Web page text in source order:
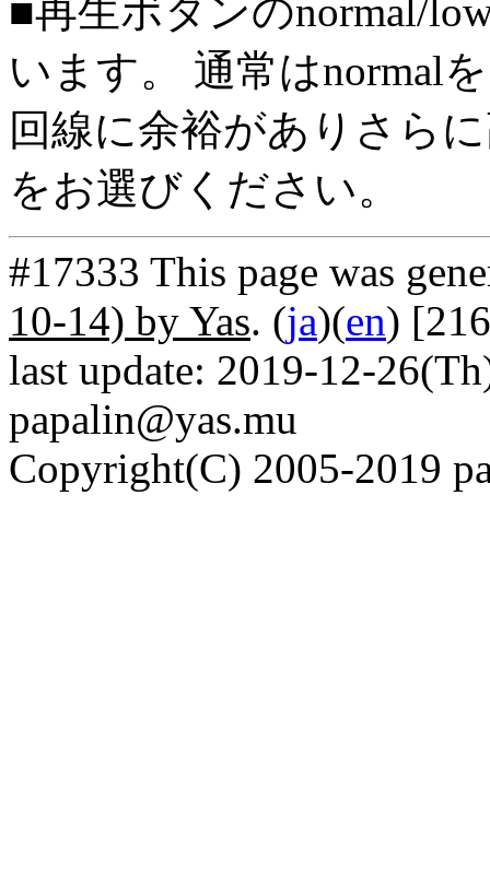
■再生ボタンのnormal/
います。 通常はnormal
回線に余裕がありさら
をお選びください。
#17333 This page was
10-14) by Yas. (ja)(en)
last update: 2019-12-
papalin@yas.mu
Copyright(C) 2005-2019